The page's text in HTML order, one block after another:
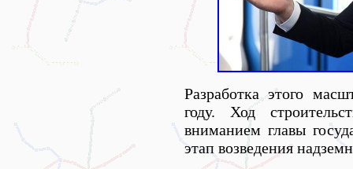
Разработка этого
году. Ход
вниманием главы
этап возведения